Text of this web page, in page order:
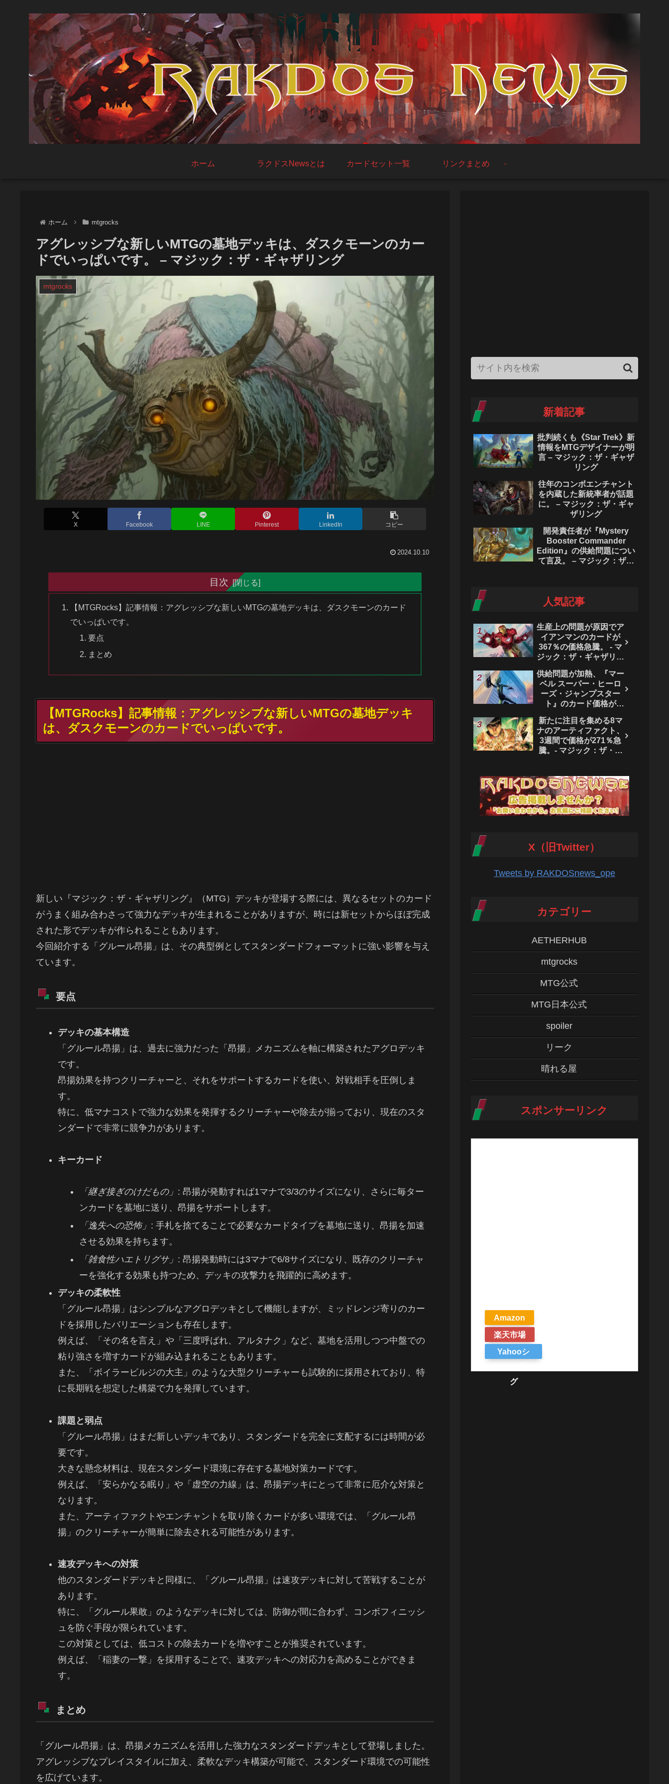
ホーム ラクドスNewsとは カードセット一覧 リンクまとめ
ホーム mtgrocks
アグレッシブな新しいMTGの墓地デッキは、ダスクモーンのカー
ドでいっぱいです。 – マジック：ザ・ギャザリング
mtgrocks
X Facebook LINE Pinterest LinkedIn コピー
2024.10.10
目次
【MTGRocks】記事情報：アグレッシブな新しいMTGの墓地デッキは、ダスクモーンのカード
でいっぱいです。
要点
まとめ
【MTGRocks】記事情報：アグレッシブな新しいMTGの墓地デッキ
は、ダスクモーンのカードでいっぱいです。
新しい『マジック：ザ・ギャザリング』（MTG）デッキが登場する際には、異なるセットのカード
がうまく組み合わさって強力なデッキが生まれることがありますが、時には新セットからほぼ完成
された形でデッキが作られることもあります。
今回紹介する「グルール昂揚」は、その典型例としてスタンダードフォーマットに強い影響を与え
ています。
要点
デッキの基本構造
「グルール昂揚」は、過去に強力だった「昂揚」メカニズムを軸に構築されたアグロデッキ
です。
昂揚効果を持つクリーチャーと、それをサポートするカードを使い、対戦相手を圧倒しま
す。
特に、低マナコストで強力な効果を発揮するクリーチャーや除去が揃っており、現在のスタ
ンダードで非常に競争力があります。
キーカード
「継ぎ接ぎのけだもの」 : 昂揚が発動すれば1マナで3/3のサイズになり、さらに毎ター
ンカードを墓地に送り、昂揚をサポートします。
「逸失への恐怖」 : 手札を捨てることで必要なカードタイプを墓地に送り、昂揚を加速
させる効果を持ちます。
「雑食性ハエトリグサ」 : 昂揚発動時には3マナで6/8サイズになり、既存のクリーチャ
ーを強化する効果も持つため、デッキの攻撃力を飛躍的に高めます。
デッキの柔軟性
「グルール昂揚」はシンプルなアグロデッキとして機能しますが、ミッドレンジ寄りのカー
ドを採用したバリエーションも存在します。
例えば、「その名を言え」や「三度呼ばれ、アルタナク」など、墓地を活用しつつ中盤での
粘り強さを増すカードが組み込まれることもあります。
また、「ボイラービルジの大主」のような大型クリーチャーも試験的に採用されており、特
に長期戦を想定した構築で力を発揮しています。
課題と弱点
「グルール昂揚」はまだ新しいデッキであり、スタンダードを完全に支配するには時間が必
要です。
大きな懸念材料は、現在スタンダード環境に存在する墓地対策カードです。
例えば、「安らかなる眠り」や「虚空の力線」は、昂揚デッキにとって非常に厄介な対策と
なります。
また、アーティファクトやエンチャントを取り除くカードが多い環境では、「グルール昂
揚」のクリーチャーが簡単に除去される可能性があります。
速攻デッキへの対策
他のスタンダードデッキと同様に、「グルール昂揚」は速攻デッキに対して苦戦することが
あります。
特に、「グルール果敢」のようなデッキに対しては、防御が間に合わず、コンボフィニッシ
ュを防ぐ手段が限られています。
この対策としては、低コストの除去カードを増やすことが推奨されています。
例えば、「稲妻の一撃」を採用することで、速攻デッキへの対応力を高めることができま
す。
まとめ
「グルール昂揚」は、昂揚メカニズムを活用した強力なスタンダードデッキとして登場しました。
アグレッシブなプレイスタイルに加え、柔軟なデッキ構築が可能で、スタンダード環境での可能性
を広げています。
新着記事
批判続くも《Star Trek》新
情報をMTGデザイナーが明
言 – マジック：ザ・ギャザ
リング
往年のコンボエンチャント
を内蔵した新統率者が話題
に。 – マジック：ザ・ギャ
ザリング
開発責任者が『Mystery
Booster Commander
Edition』の供給問題につい
て言及。 – マジック：ザ・
人気記事
生産上の問題が原因でア
イアンマンのカードが
367％の価格急騰。 - マ
ジック：ザ・ギャザリン
供給問題が加熱、『マー
ベル スーパー・ヒーロ
ーズ・ジャンプスター
ト』のカード価格が
ク：ザ・ギャザリング
新たに注目を集める8マ
ナのアーティファクト、
3週間で価格が271％急
騰。- マジック：ザ・ギ
X（旧Twitter）
Tweets by RAKDOSnews_ope
カテゴリー
AETHERHUB
mtgrocks
MTG公式
MTG日本公式
spoiler
リーク
晴れる屋
スポンサーリンク
Amazon
楽天市場
Yahooシ
グ